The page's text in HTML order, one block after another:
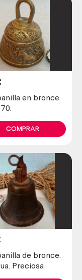
en bronce.
COMPRAR
de bronce.
Preciosa